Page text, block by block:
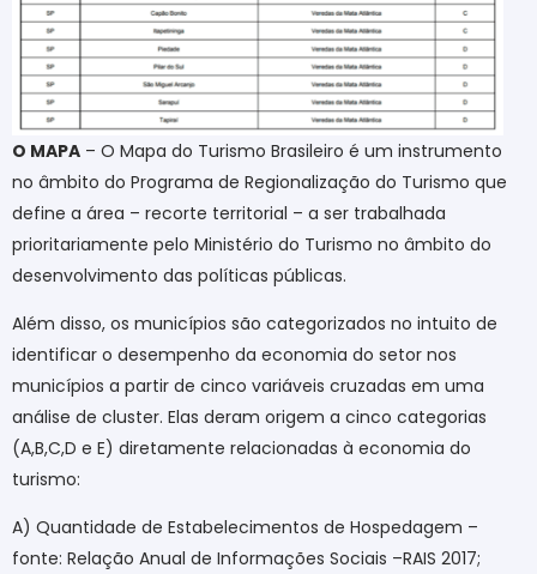
O MAPA – O Mapa do Turismo Brasileiro é um instrumento
no âmbito do Programa de Regionalização do Turismo que
define a área – recorte territorial – a ser trabalhada
prioritariamente pelo Ministério do Turismo no âmbito do
desenvolvimento das políticas públicas.
Além disso, os municípios são categorizados no intuito de
identificar o desempenho da economia do setor nos
municípios a partir de cinco variáveis cruzadas em uma
análise de cluster. Elas deram origem a cinco categorias
(A,B,C,D e E) diretamente relacionadas à economia do
turismo:
A) Quantidade de Estabelecimentos de Hospedagem –
fonte: Relação Anual de Informações Sociais –RAIS 2017;